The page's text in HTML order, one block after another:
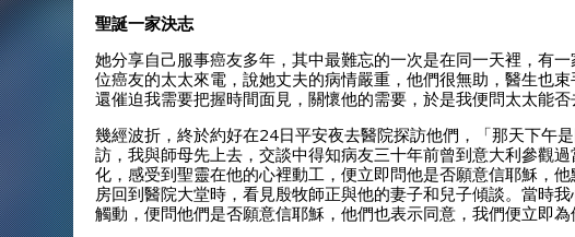
聖誕一家決志
她分享自己服事癌友多年，其中最難忘的一次是在同一天裡，有
位癌友的太太來電，說她丈夫的病情嚴重，他們很無助，醫生也
還催迫我需要把握時間面見，關懷他的需要，於是我便問太太能否
幾經波折，終於約好在24日平安夜去醫院探訪他們，「那天下午
訪，我與師母先上去，交談中得知病友三十年前曾到意大利參觀
化，感受到聖靈在他的心裡動工，便立即問他是否願意信耶穌，
房回到醫院大堂時，看見殷牧師正與他的妻子和兒子傾談。當時
觸動，便問他們是否願意信耶穌，他們也表示同意，我們便立即為